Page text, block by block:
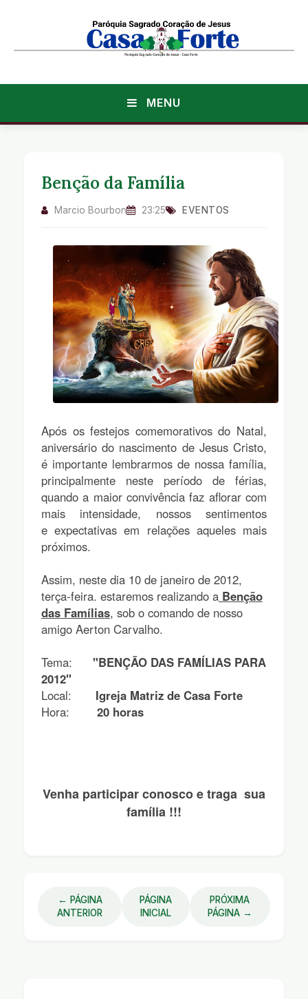
MENU
Benção da Família
Marcio Bourbon 23:25 EVENTOS
Após os festejos comemorativos do Natal,
aniversário do nascimento de Jesus Cristo,
é importante lembrarmos de nossa família,
principalmente neste período de férias,
quando a maior convivência faz aflorar com
mais intensidade, nossos sentimentos
e expectativas em relações aqueles mais
próximos.
Assim, neste dia 10 de janeiro de 2012,
terça-feira. estaremos realizando a Benção
das Famílias, sob o comando de nosso
amigo Aerton Carvalho.
Tema: "BENÇÃO DAS FAMÍLIAS PARA
2012"
Local: Igreja Matriz de Casa Forte
Hora: 20 horas
Venha participar conosco e traga sua
família !!!
← PÁGINA
ANTERIOR
PÁGINA
INICIAL
PRÓXIMA
PÁGINA →